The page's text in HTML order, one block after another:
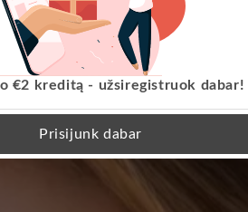
€2 kreditą - užsiregistruok dabar!
Prisijunk dabar